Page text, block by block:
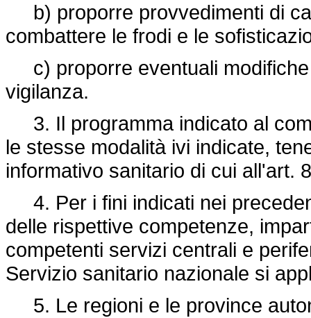
b) proporre provvedimenti di
combattere le frodi e le
c) proporre eventuali modifiche
vigilanza.
3. Il programma indicato al
le stesse modalità ivi indicate,
informativo sanitario di cui all'art.
4. Per i fini indicati nei
delle rispettive competenze,
competenti servizi centrali e
Servizio sanitario nazionale si
5. Le regioni e le province